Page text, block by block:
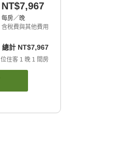
NT$7,967
每房／晚
含稅費與其他費用
總計 NT$7,967
位住客 1 晚 1 間房